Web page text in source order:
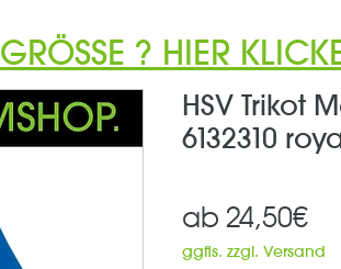
HSV Trikot
6132310
ab 24,50€
ggfls. zzgl. Versand
? HIER